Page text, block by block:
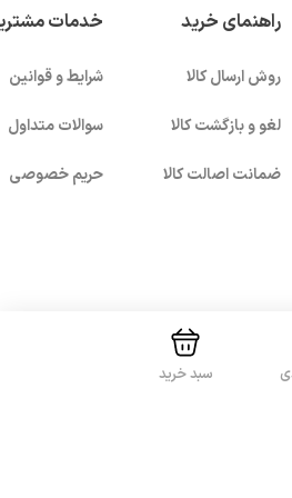
چند لنز مختلف مانند لنز اصلی،
می‌کنند.
راهنمای خرید
روش ارسال کالا
لغو و بازگشت کالا
ضمانت اصالت کالا
خدمات
شرایط و قوانین
سوالات متداول
حریم خصوصی
سبد خرید